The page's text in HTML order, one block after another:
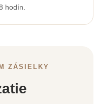
hodín.
ZÁSIELKY